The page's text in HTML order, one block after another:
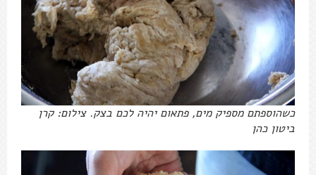
כשהוספתם מספיק מים, פתאום יהיה לכם בצק. צילום: קרן
ביטון כהן